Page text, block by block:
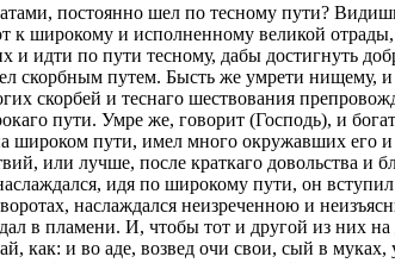
постоянно шел по тесному пути?
к широкому и исполненному великой
и идти по пути тесному, дабы достигнуть
скорбным путем. Бысть же умрети
скорбей и теснаго шествования
пути. Умре же, говорит (Господь), и
широком пути, имел много окружавших его
или лучше, после краткаго довольства и
идя по широкому пути, он
наслаждался неизреченною и
в пламени. И, чтобы тот и другой из них
как: и во аде, возвед очи свои, сый в